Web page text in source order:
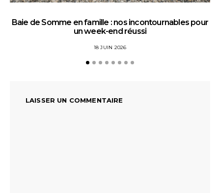
Baie de Somme en famille : nos incontournables pour
un week-end réussi
18 JUIN 2026
LAISSER UN COMMENTAIRE